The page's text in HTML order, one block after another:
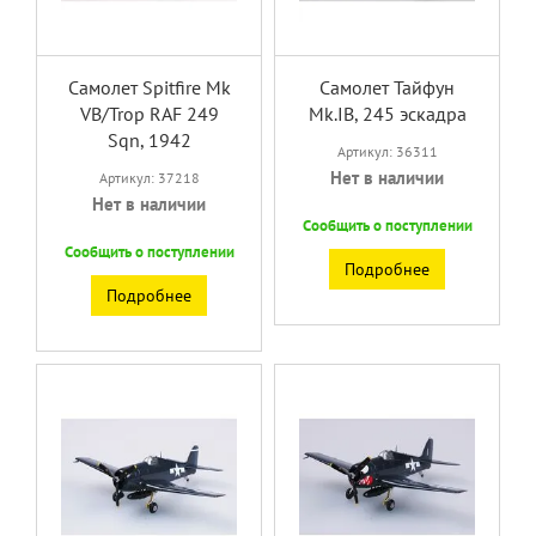
Самолет Spitfire Mk
VB/Trop RAF 249
Sqn, 1942
Артикул: 37218
Нет в наличии
Сообщить о поступлении
Подробнее
Самолет Тайфун
Mk.IB, 245 эскадра
Артикул: 36311
Нет в наличии
Сообщить о поступлении
Подробнее